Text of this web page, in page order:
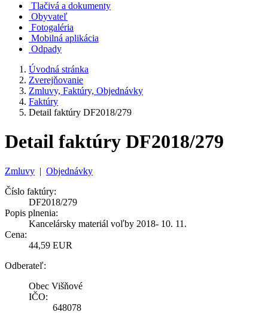
Tlačivá a dokumenty
Obyvateľ
Fotogaléria
Mobilná aplikácia
Odpady
Úvodná stránka
Zverejňovanie
Zmluvy, Faktúry, Objednávky
Faktúry
Detail faktúry DF2018/279
Detail faktúry DF2018/279
Zmluvy | Objednávky
Číslo faktúry:
DF2018/279
Popis plnenia:
Kancelársky materiál voľby 2018- 10. 11.
Cena:
44,59 EUR
Odberateľ:
Obec Višňové
IČO:
648078